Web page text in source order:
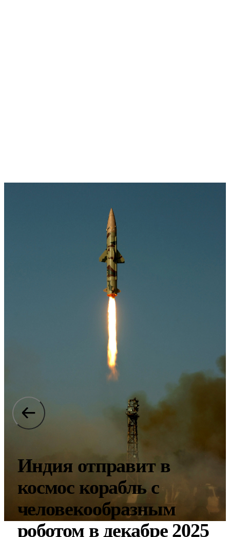
Индия отправит в
космос корабль с
человекообразным
роботом в декабре 2025